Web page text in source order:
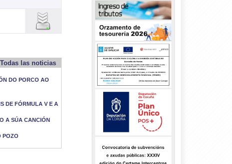
Todas las noticias
DO PORCO AO
DE FÓRMULA V E A
A SÚA CANCIÓN
POZO